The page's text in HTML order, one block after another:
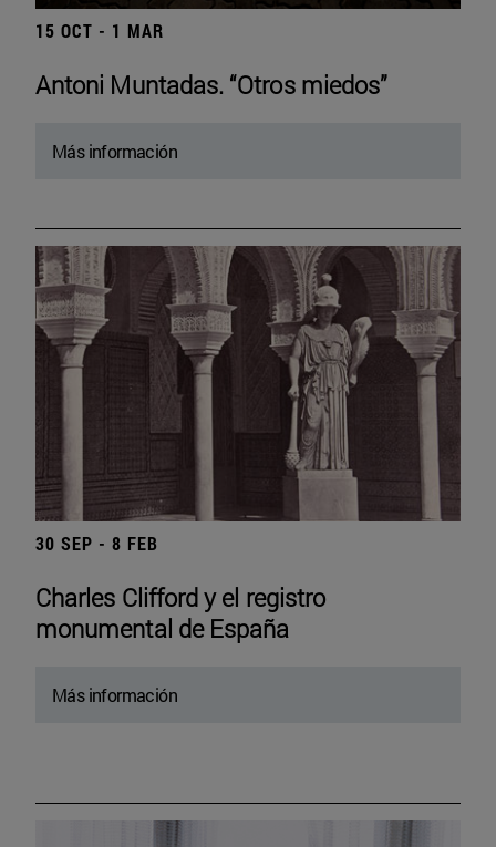
15 OCT - 1 MAR
Antoni Muntadas. “Otros miedos”
Más información
30 SEP - 8 FEB
Charles Clifford y el registro
monumental de España
Más información